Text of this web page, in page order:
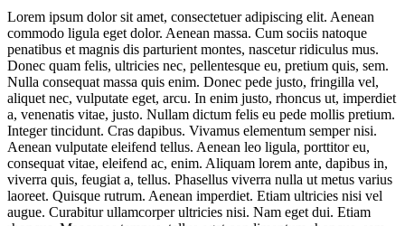
Lorem ipsum dolor sit amet, consectetuer adipiscing elit. Aenean
commodo ligula eget dolor. Aenean massa. Cum sociis natoque
penatibus et magnis dis parturient montes, nascetur ridiculus mus.
Donec quam felis, ultricies nec, pellentesque eu, pretium quis, sem.
Nulla consequat massa quis enim. Donec pede justo, fringilla vel,
aliquet nec, vulputate eget, arcu. In enim justo, rhoncus ut, imperdiet
a, venenatis vitae, justo. Nullam dictum felis eu pede mollis pretium.
Integer tincidunt. Cras dapibus. Vivamus elementum semper nisi.
Aenean vulputate eleifend tellus. Aenean leo ligula, porttitor eu,
consequat vitae, eleifend ac, enim. Aliquam lorem ante, dapibus in,
viverra quis, feugiat a, tellus. Phasellus viverra nulla ut metus varius
laoreet. Quisque rutrum. Aenean imperdiet. Etiam ultricies nisi vel
augue. Curabitur ullamcorper ultricies nisi. Nam eget dui. Etiam